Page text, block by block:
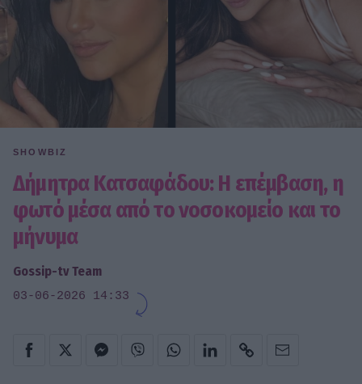
SHOWBIZ
Δήμητρα Κατσαφάδου: Η επέμβαση, η
φωτό μέσα από το νοσοκομείο και το
μήνυμα
Gossip-tv Team
03-06-2026 14:33